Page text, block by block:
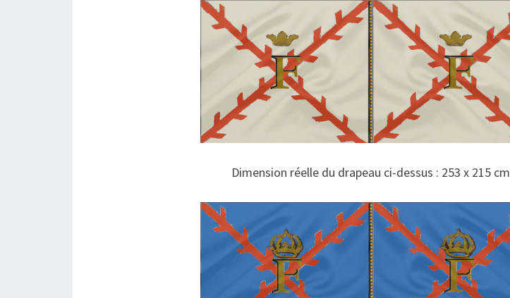
Dimension réelle du drapeau ci-dessus : 253 x 215 cm